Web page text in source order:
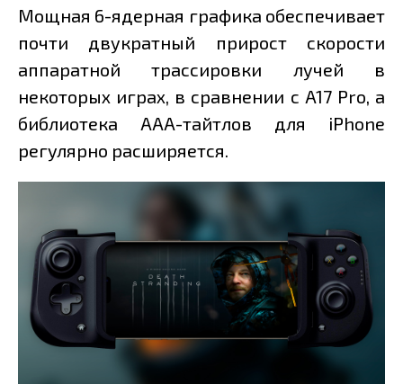
Мощная 6-ядерная графика обеспечивает
почти двукратный прирост скорости
аппаратной трассировки лучей в
некоторых играх, в сравнении с A17 Pro, а
библиотека ААА-тайтлов для iPhone
регулярно расширяется.